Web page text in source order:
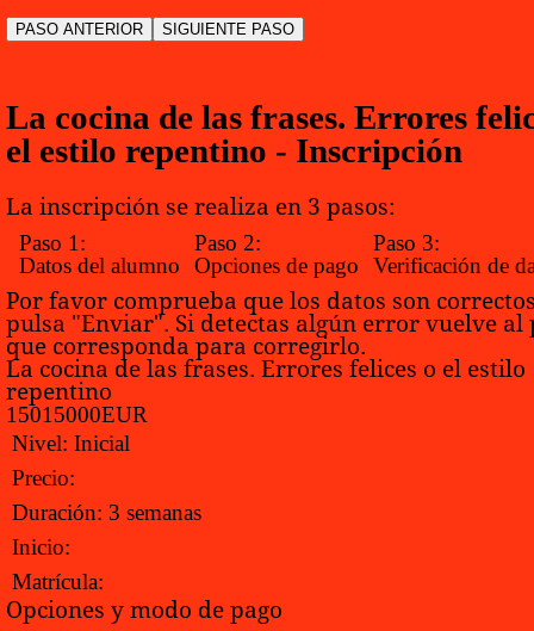
La cocina de las frases. Errores
el estilo repentino - Inscripción
La inscripción se realiza en 3 pasos:
Paso 1:
Datos del alumno
Paso 2:
Opciones de pago
Paso 3:
Verificación de
Por favor comprueba que los datos son
pulsa "Enviar". Si detectas algún error vuelve al
que corresponda para corregirlo.
La cocina de las frases. Errores felices o el estilo
repentino
15015000EUR
Nivel: Inicial
Precio:
Duración: 3 semanas
Inicio:
Matrícula:
Opciones y modo de pago